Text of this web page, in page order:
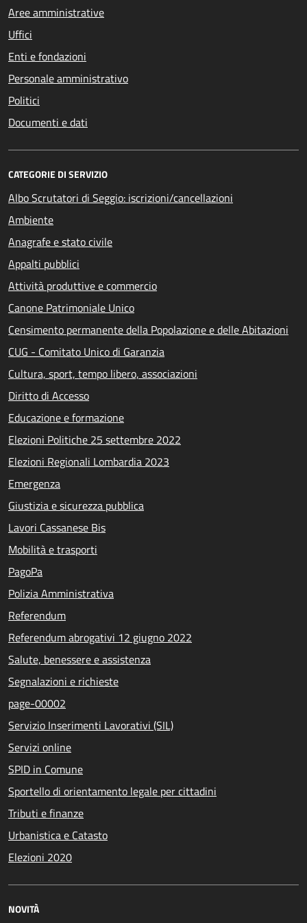
Aree amministrative
Uffici
Enti e fondazioni
Personale amministrativo
Politici
Documenti e dati
CATEGORIE DI SERVIZIO
Albo Scrutatori di Seggio: iscrizioni/cancellazioni
Ambiente
Anagrafe e stato civile
Appalti pubblici
Attività produttive e commercio
Canone Patrimoniale Unico
Censimento permanente della Popolazione e delle Abitazioni
CUG - Comitato Unico di Garanzia
Cultura, sport, tempo libero, associazioni
Diritto di Accesso
Educazione e formazione
Elezioni Politiche 25 settembre 2022
Elezioni Regionali Lombardia 2023
Emergenza
Giustizia e sicurezza pubblica
Lavori Cassanese Bis
Mobilità e trasporti
PagoPa
Polizia Amministrativa
Referendum
Referendum abrogativi 12 giugno 2022
Salute, benessere e assistenza
Segnalazioni e richieste
page-00002
Servizio Inserimenti Lavorativi (SIL)
Servizi online
SPID in Comune
Sportello di orientamento legale per cittadini
Tributi e finanze
Urbanistica e Catasto
Elezioni 2020
NOVITÀ